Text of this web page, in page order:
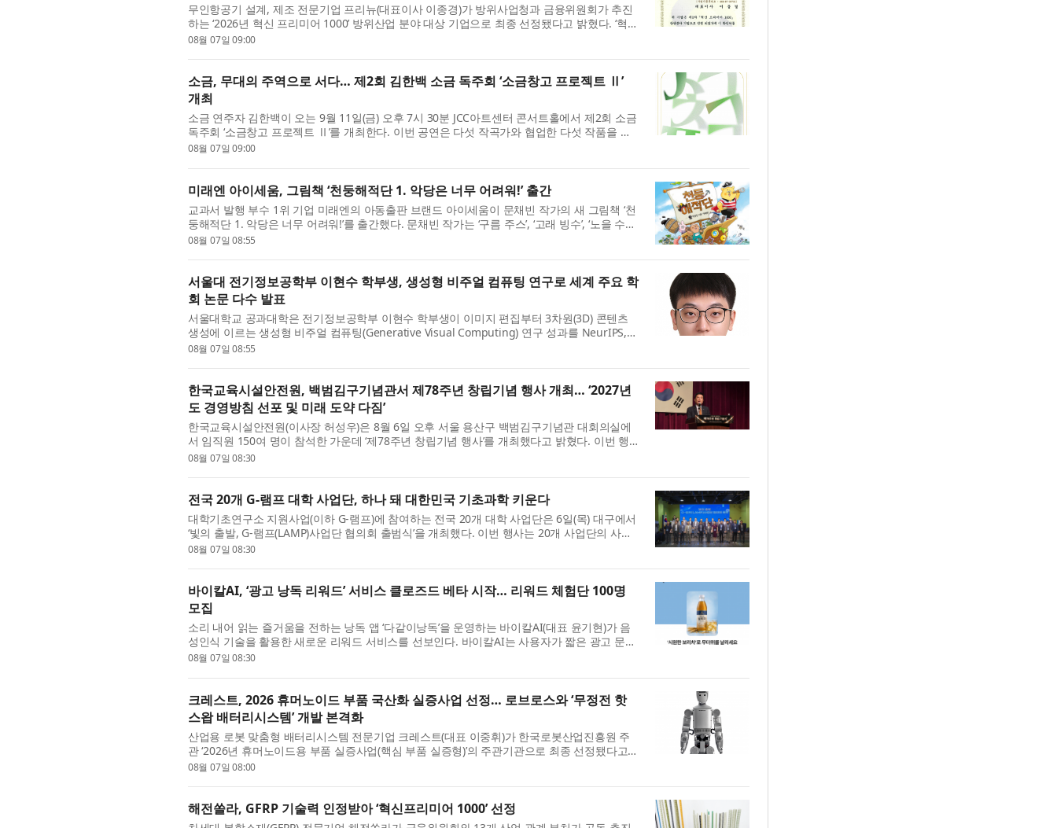
무인항공기 설계, 제조 전문기업 프리뉴(대표이사 이종경)가 방위사업청과 금융위원회가 추진
하는 ‘2026년 혁신 프리미어 1000’ 방위산업 분야 대상 기업으로 최종 선정됐다고 밝혔다. ‘혁신
프리미어 1000’은 기술 혁신성...
08월 07일 09:00
소금, 무대의 주역으로 서다… 제2회 김한백 소금 독주회 ‘소금창고 프로젝트 Ⅱ’
개최
소금 연주자 김한백이 오는 9월 11일(금) 오후 7시 30분 JCC아트센터 콘서트홀에서 제2회 소금
독주회 ‘소금창고 프로젝트 Ⅱ’를 개최한다. 이번 공연은 다섯 작곡가와 협업한 다섯 작품을 모
두 초연으로 선보이며, 위촉 초...
08월 07일 09:00
미래엔 아이세움, 그림책 ‘천둥해적단 1. 악당은 너무 어려워!’ 출간
교과서 발행 부수 1위 기업 미래엔의 아동출판 브랜드 아이세움이 문채빈 작가의 새 그림책 ‘천
둥해적단 1. 악당은 너무 어려워!’를 출간했다. 문채빈 작가는 ‘구름 주스’, ‘고래 빙수’, ‘노을 수
프’, ‘낭만 찐빵’ 등 사랑...
08월 07일 08:55
서울대 전기정보공학부 이현수 학부생, 생성형 비주얼 컴퓨팅 연구로 세계 주요 학
회 논문 다수 발표
서울대학교 공과대학은 전기정보공학부 이현수 학부생이 이미지 편집부터 3차원(3D) 콘텐츠
생성에 이르는 생성형 비주얼 컴퓨팅(Generative Visual Computing) 연구 성과를 NeurIPS,
CVPR, ECCV 등 인공지능(AI) 및 컴퓨터...
08월 07일 08:55
한국교육시설안전원, 백범김구기념관서 제78주년 창립기념 행사 개최… ‘2027년
도 경영방침 선포 및 미래 도약 다짐’
한국교육시설안전원(이사장 허성우)은 8월 6일 오후 서울 용산구 백범김구기념관 대회의실에
서 임직원 150여 명이 참석한 가운데 ‘제78주년 창립기념 행사’를 개최했다고 밝혔다. 이번 행
사는 기관의 미래 비전을 공유하고 ...
08월 07일 08:30
전국 20개 G-램프 대학 사업단, 하나 돼 대한민국 기초과학 키운다
대학기초연구소 지원사업(이하 G-램프)에 참여하는 전국 20개 대학 사업단은 6일(목) 대구에서
‘빛의 출발, G-램프(LAMP)사업단 협의회 출범식’을 개최했다. 이번 행사는 20개 사업단의 사업
단장을 비롯해 교육부와 한국연...
08월 07일 08:30
바이칼AI, ‘광고 낭독 리워드’ 서비스 클로즈드 베타 시작… 리워드 체험단 100명
모집
소리 내어 읽는 즐거움을 전하는 낭독 앱 ‘다같이낭독’을 운영하는 바이칼AI(대표 윤기현)가 음
성인식 기술을 활용한 새로운 리워드 서비스를 선보인다. 바이칼AI는 사용자가 짧은 광고 문구
를 소리 내어 읽고 퀴즈를 맞히...
08월 07일 08:30
크레스트, 2026 휴머노이드 부품 국산화 실증사업 선정… 로브로스와 ‘무정전 핫
스왑 배터리시스템’ 개발 본격화
산업용 로봇 맞춤형 배터리시스템 전문기업 크레스트(대표 이중휘)가 한국로봇산업진흥원 주
관 ‘2026년 휴머노이드용 부품 실증사업(핵심 부품 실증형)’의 주관기관으로 최종 선정됐다고
밝혔다. 휴머노이드용 부품 실증사...
08월 07일 08:00
해전쏠라, GFRP 기술력 인정받아 ‘혁신프리미어 1000’ 선정